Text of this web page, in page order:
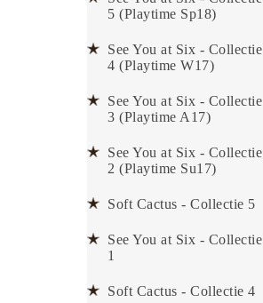
5 (Playtime Sp18)
See You at Six - Collectie
4 (Playtime W17)
See You at Six - Collectie
3 (Playtime A17)
See You at Six - Collectie
2 (Playtime Su17)
Soft Cactus - Collectie 5
See You at Six - Collectie
1
Soft Cactus - Collectie 4